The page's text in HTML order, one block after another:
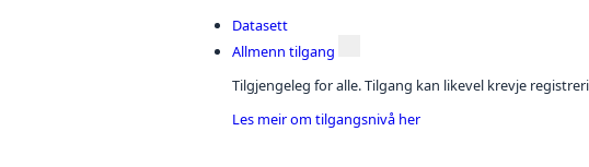
Datasett
Allmenn tilgang
Tilgjengeleg for alle. Tilgang kan likevel krevje
Les meir om tilgangsnivå her